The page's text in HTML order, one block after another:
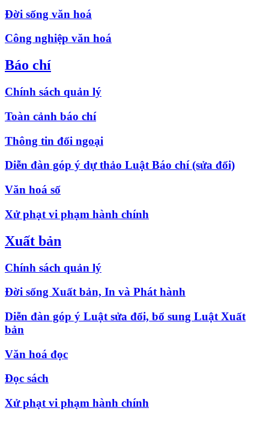
Đời sống văn hoá
Công nghiệp văn hoá
Báo chí
Chính sách quản lý
Toàn cảnh báo chí
Thông tin đối ngoại
Diễn đàn góp ý dự thảo Luật Báo chí (sửa đổi)
Văn hoá số
Xử phạt vi phạm hành chính
Xuất bản
Chính sách quản lý
Đời sống Xuất bản, In và Phát hành
Diễn đàn góp ý Luật sửa đổi, bổ sung Luật Xuất
bản
Văn hoá đọc
Đọc sách
Xử phạt vi phạm hành chính